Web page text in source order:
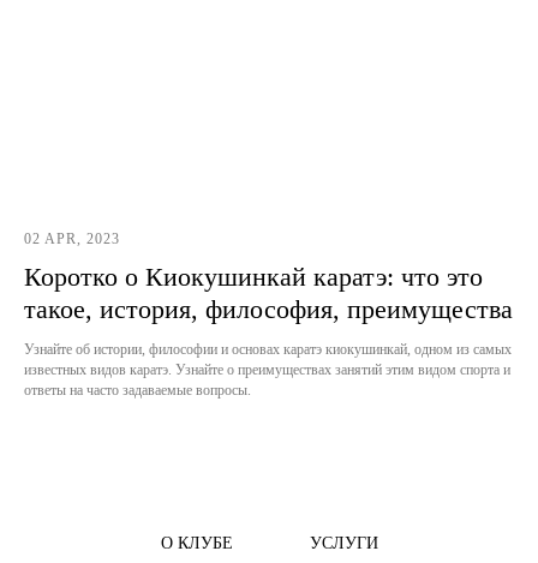
02 APR, 2023
Коротко о Киокушинкай каратэ: что это
такое, история, философия, преимущества
Узнайте об истории, философии и основах каратэ киокушинкай, одном из самых
известных видов каратэ. Узнайте о преимуществах занятий этим видом спорта и
ответы на часто задаваемые вопросы.
О КЛУБЕ УСЛУГИ